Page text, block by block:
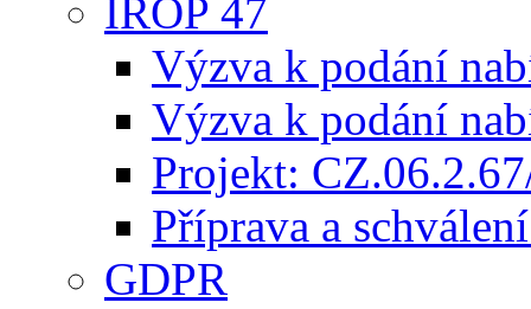
IROP 47
Výzva k podání
Výzva k podání
Projekt:
Příprava a
GDPR